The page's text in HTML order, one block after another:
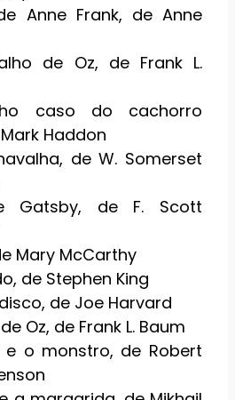
Anne Frank, de Anne
de Oz, de Frank L.
caso do cachorro
Haddon
de W. Somerset
Gatsby, de F. Scott
Mary McCarthy
de Stephen King
de Joe Harvard
Oz, de Frank L. Baum
e o monstro, de Robert